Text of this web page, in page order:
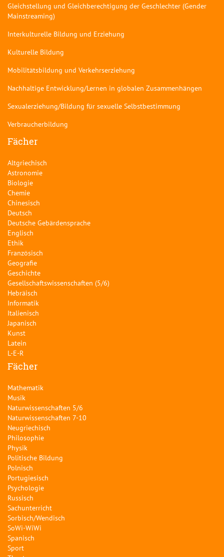
Gleichstellung und Gleichberechtigung der Geschlechter (Gender
Mainstreaming)
Interkulturelle Bildung und Erziehung
Kulturelle Bildung
Mobilitätsbildung und Verkehrserziehung
Nachhaltige Entwicklung/Lernen in globalen Zusammenhängen
Sexualerziehung/Bildung für sexuelle Selbstbestimmung
Verbraucherbildung
Fächer
Altgriechisch
Astronomie
Biologie
Chemie
Chinesisch
Deutsch
Deutsche Gebärdensprache
Englisch
Ethik
Französisch
Geografie
Geschichte
Gesellschaftswissenschaften (5/6)
Hebräisch
Informatik
Italienisch
Japanisch
Kunst
Latein
L-E-R
Fächer
Mathematik
Musik
Naturwissenschaften 5/6
Naturwissenschaften 7-10
Neugriechisch
Philosophie
Physik
Politische Bildung
Polnisch
Portugiesisch
Psychologie
Russisch
Sachunterricht
Sorbisch/Wendisch
SoWi-WiWi
Spanisch
Sport